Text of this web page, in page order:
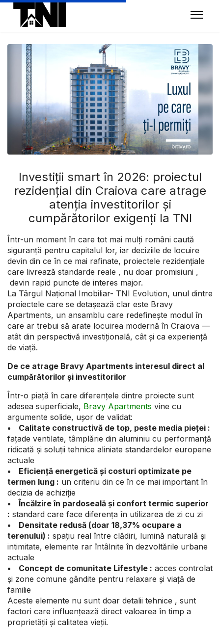
Investiții smart în 2026: proiectul
rezidențial din Craiova care atrage
atenția investitorilor și
cumpărătorilor exigenți la TNI
Într-un moment în care tot mai mulți români caută
siguranță pentru capitalul lor, iar deciziile de locuire
devin din ce în ce mai rafinate, proiectele rezidențiale
care livrează standarde reale , nu doar promisiuni ,
devin rapid puncte de interes major.
La Târgul Național Imobiliar- TNI Evolution, unul dintre
proiectele care se detașează clar este Bravy
Apartments, un ansamblu care redefinește modul în
care ar trebui să arate locuirea modernă în Craiova —
atât din perspectivă investițională, cât și ca experiență
de viață.
De ce atrage Bravy Apartments interesul direct al
cumpărătorilor și investitorilor
Într-o piață în care diferențele dintre proiecte sunt
adesea superficiale, Bravy Apartments vine cu
argumente solide, ușor de validat:
• Calitate constructivă de top, peste media pieței :
fațade ventilate, tâmplărie din aluminiu cu performanță
ridicată și soluții tehnice aliniate standardelor europene
actuale
• Eficiență energetică și costuri optimizate pe
termen lung : un criteriu din ce în ce mai important în
decizia de achiziție
• Încălzire în pardoseală și confort termic superior
: standard care face diferența în utilizarea de zi cu zi
• Densitate redusă (doar 18,37% ocupare a
terenului) : spațiu real între clădiri, lumină naturală și
intimitate, elemente rar întâlnite în dezvoltările urbane
actuale
• Concept de comunitate Lifestyle : acces controlat
și zone comune gândite pentru relaxare și viață de
familie
Aceste elemente nu sunt doar detalii tehnice , sunt
factori care influențează direct valoarea în timp a
proprietății și calitatea vieții.